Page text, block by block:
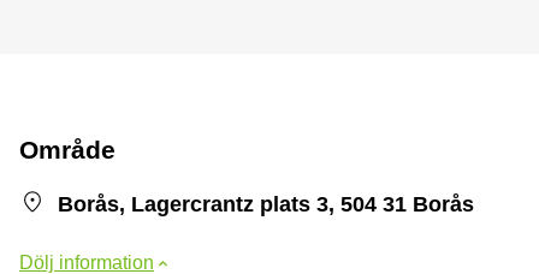
Område
Borås, Lagercrantz plats 3, 504 31 Borås
Dölj information